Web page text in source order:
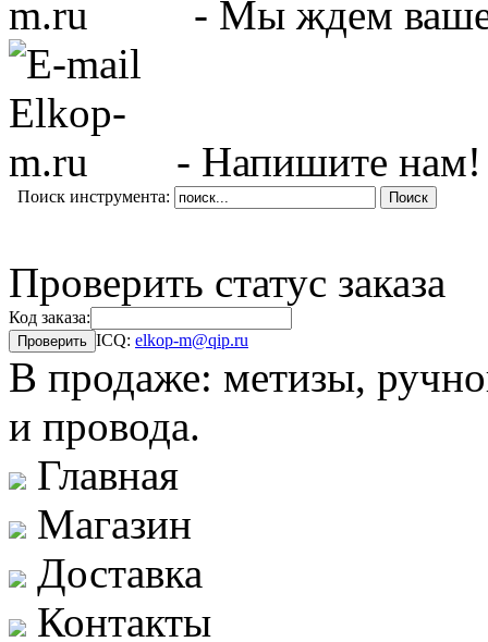
- Мы ждем
- Напишите нам!
Поиск инструмента:
Проверить статус заказа
Код заказа:
ICQ: elkop-m@qip.ru
В продаже: метизы,
и провода.
Главная
Магазин
Доставка
Контакты